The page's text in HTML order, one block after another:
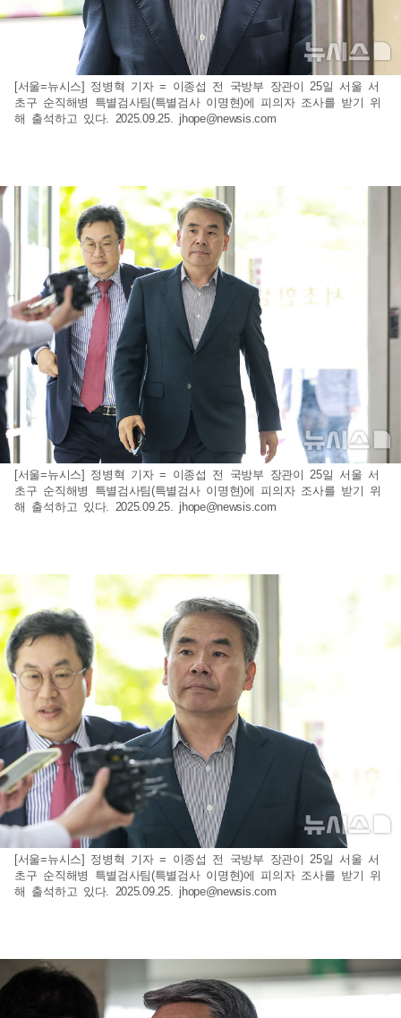
[서울=뉴시스] 정병혁 기자 = 이종섭 전 국방부 장관이 25일 서울 서
초구 순직해병 특별검사팀(특별검사 이명현)에 피의자 조사를 받기 위
해 출석하고 있다. 2025.09.25. jhope@newsis.com
[서울=뉴시스] 정병혁 기자 = 이종섭 전 국방부 장관이 25일 서울 서
초구 순직해병 특별검사팀(특별검사 이명현)에 피의자 조사를 받기 위
해 출석하고 있다. 2025.09.25. jhope@newsis.com
[서울=뉴시스] 정병혁 기자 = 이종섭 전 국방부 장관이 25일 서울 서
초구 순직해병 특별검사팀(특별검사 이명현)에 피의자 조사를 받기 위
해 출석하고 있다. 2025.09.25. jhope@newsis.com